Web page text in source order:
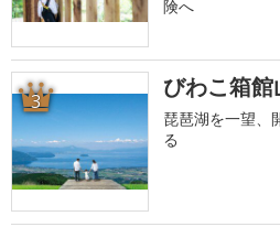
険へ
3 びわこ箱
琵琶湖を一望、
る